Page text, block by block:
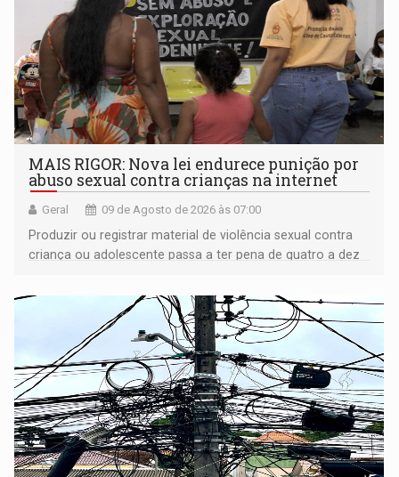
MAIS RIGOR: Nova lei endurece punição por
abuso sexual contra crianças na internet
Geral 09 de Agosto de 2026 às 07:00
Produzir ou registrar material de violência sexual contra
criança ou adolescente passa a ter pena de quatro a dez